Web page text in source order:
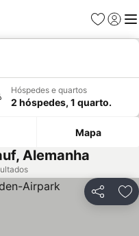
Favoritos
Iniciar
Hóspedes e quartos
2 hóspedes, 1 quarto.
Mapa
Alemanha
Partilhar